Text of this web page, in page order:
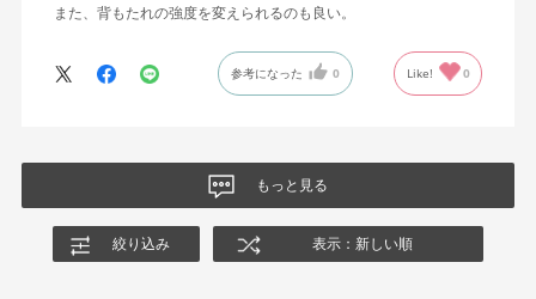
また、背もたれの強度を変えられるのも良い。
参考になった 0 Like! 0
もっと見る
絞り込み 表示：新しい順